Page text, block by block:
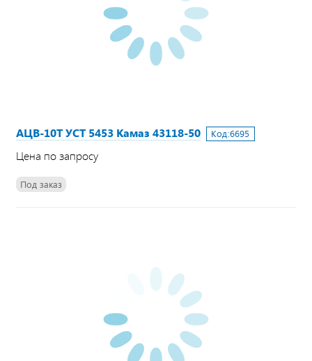
АЦВ-10Т УСТ 5453 Камаз 43118-50 Код:6695
Цена по запросу
Под заказ